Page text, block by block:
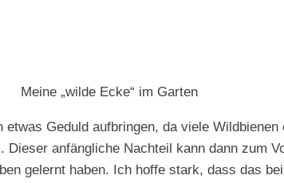
Meine „wilde Ecke“ im Garten
Geduld aufbringen, da viele
anfängliche Nachteil kann dann zum
gelernt haben. Ich hoffe stark, dass das